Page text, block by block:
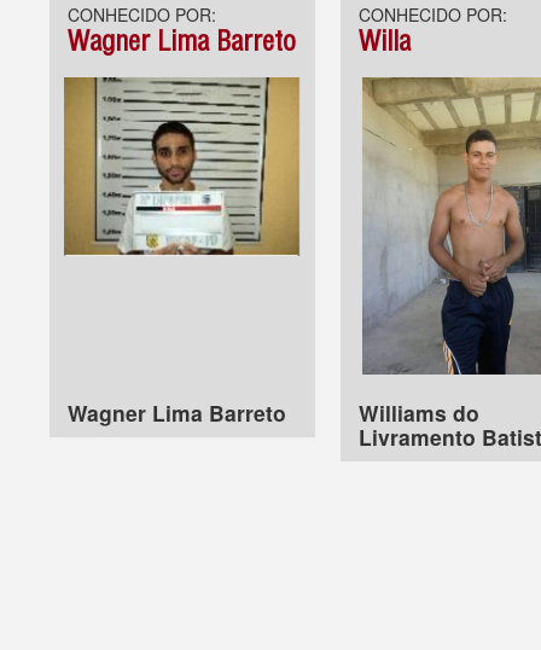
CONHECIDO POR:
Wagner Lima Barreto
Wagner Lima Barreto
CONHECIDO POR:
Willa
Williams do
Livramento